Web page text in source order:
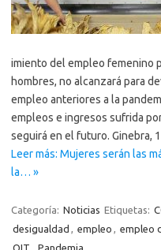
imiento del empleo femenino
hombres, no alcanzará para
empleo anteriores a la
empleos e ingresos sufrida
seguirá en el futuro. Ginebra,
Leer más: Mujeres serán las
la… »
Categoría: Noticias Etiquetas:
desigualdad , empleo , empleo
OIT
Pandemia